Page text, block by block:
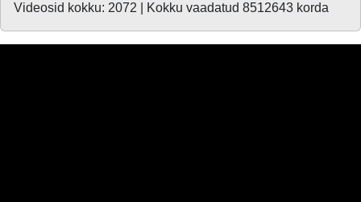
Videosid kokku: 2072 | Kokku vaadatud 8512643 korda